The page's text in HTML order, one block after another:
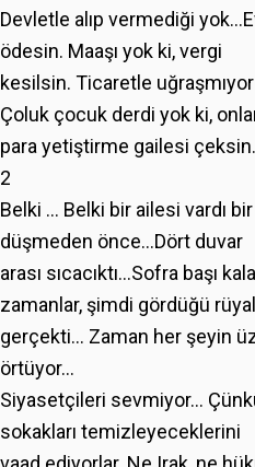
Devletle alıp vermediği
ödesin. Maaşı yok ki, vergi
kesilsin. Ticaretle
Çoluk çocuk derdi yok ki,
para yetiştirme gailesi
2
Belki ... Belki bir ailesi vardı
düşmeden önce...Dört duvar
arası sıcacıktı...Sofra başı
zamanlar, şimdi gördüğü
gerçekti... Zaman her şeyin
örtüyor...
Siyasetçileri sevmiyor…
sokakları temizleyeceklerini